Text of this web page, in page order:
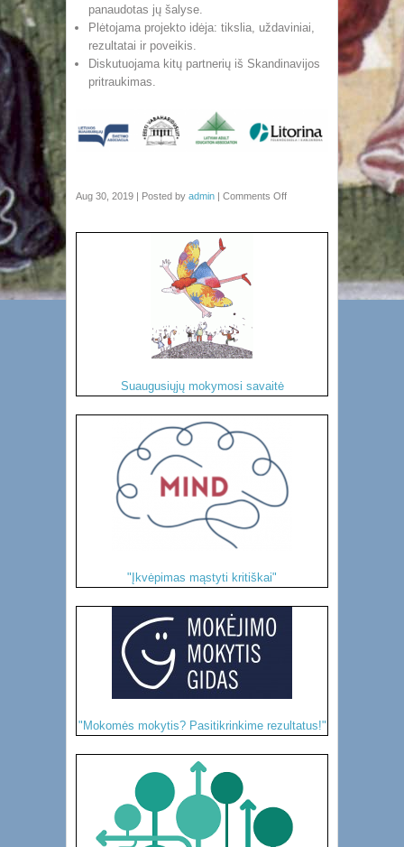
panaudotas jų šalyse.
Plėtojama projekto idėja: tikslia, uždaviniai,
rezultatai ir poveikis.
Diskutuojama kitų partnerių iš Skandinavijos
pritraukimas.
Aug 30, 2019 | Posted by admin | Comments Off
Suaugusiųjų mokymosi savaitė
"Įkvėpimas mąstyti kritiškai"
"Mokomės mokytis? Pasitikrinkime rezultatus!"